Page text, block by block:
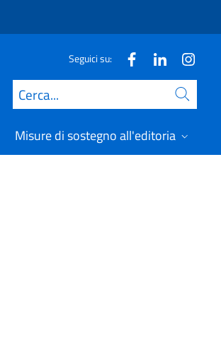
Seguici su:
Cerca
Misure di sostegno all'editoria